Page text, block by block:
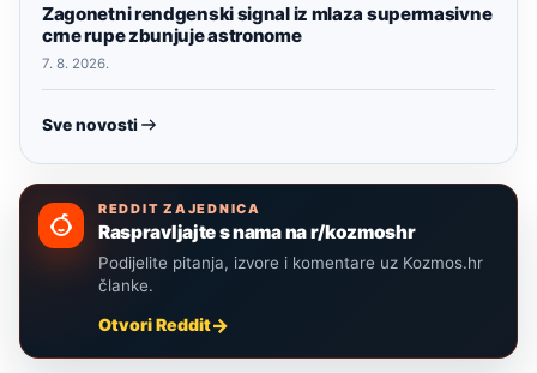
Zagonetni rendgenski signal iz mlaza supermasivne
crne rupe zbunjuje astronome
7. 8. 2026.
Sve novosti
REDDIT ZAJEDNICA
Raspravljajte s nama na r/kozmoshr
Podijelite pitanja, izvore i komentare uz Kozmos.hr
članke.
Otvori Reddit